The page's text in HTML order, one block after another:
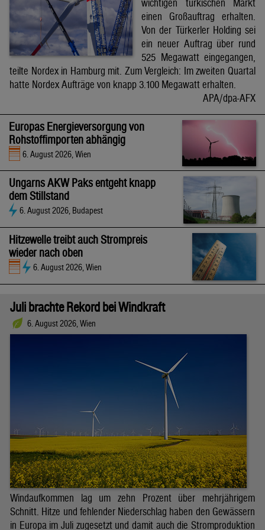
wichtigen türkischen Markt
einen Großauftrag erhalten.
Von der Türkerler Holding sei
ein neuer Auftrag über rund
525 Megawatt eingegangen,
teilte Nordex in Hamburg mit. Zum Vergleich: Im zweiten Quartal
hatte Nordex Aufträge von knapp 3.100 Megawatt erhalten.
APA/dpa-AFX
Europas Energieversorgung von
Rohstoffimporten abhängig
6. August 2026, Wien
Ungarns AKW Paks entgeht knapp
dem Stillstand
6. August 2026, Budapest
Hitzewelle treibt auch Strompreis
wieder nach oben
6. August 2026, Wien
Juli brachte Rekord bei Windkraft
6. August 2026, Wien
Windaufkommen lag um zehn Prozent über mehrjährigem
Schnitt. Hitze und fehlender Niederschlag haben den Gewässern
in Europa im Juli zugesetzt und damit auch die Stromproduktion